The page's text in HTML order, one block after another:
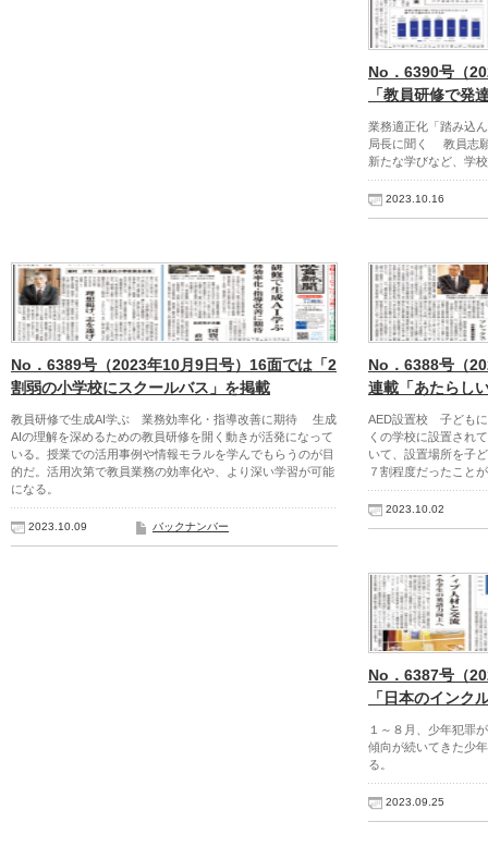
No．6390号（
「教員研修で発
業務適正化「踏み込
局長に聞く 教員志
新たな学びなど、学
2023.10.16
No．6389号（2023年10月9日号）16面では「2
割弱の小学校にスクールバス」を掲載
教員研修で生成AI学ぶ 業務効率化・指導改善に期待 生成
AIの理解を深めるための教員研修を開く動きが活発になって
いる。授業での活用事例や情報モラルを学んでもらうのが目
的だ。活用次第で教員業務の効率化や、より深い学習が可能
になる。
2023.10.09 バックナンバー
No．6388号（
連載「あたらし
AED設置校 子ども
くの学校に設置され
いて、設置場所を子
７割程度だったこと
2023.10.02
No．6387号（
「日本のインク
１～８月、少年犯
傾向が続いてきた少
る。
2023.09.25